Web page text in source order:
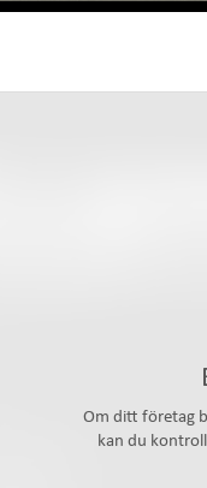
Om ditt företag
kan du